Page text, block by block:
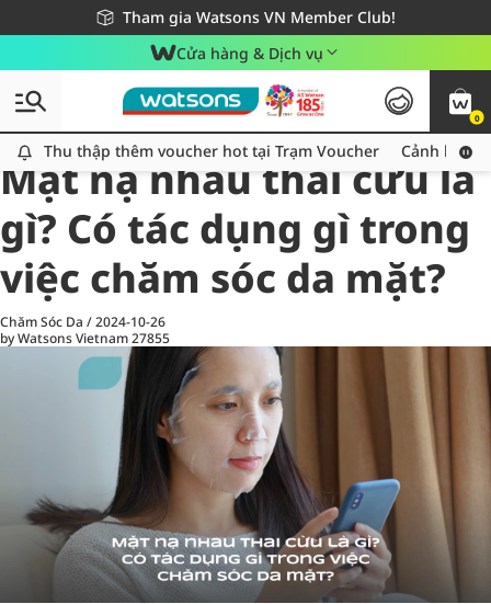
Tham gia Watsons VN Member Club!
Miễn phí giao hàng cho đơn hàng từ 249,000Đ
Giao hàng nhanh 24h - Áp dụng khu vực TP. Hồ Chí Minh
Cửa hàng & Dịch vụ
0
Thu thập thêm voucher hot tại Trạm Voucher
Thu thập thêm voucher hot tại Trạm Voucher Cảnh báo
All
Chăm Sóc Cá Nhân
Mặt nạ nhau thai cừu là
gì? Có tác dụng gì trong
việc chăm sóc da mặt?
Chăm Sóc Da /2024-10-26
by Watsons Vietnam27855